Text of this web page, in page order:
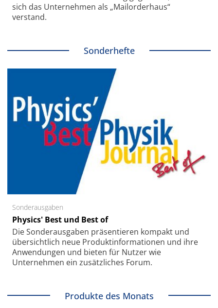
sich das Unternehmen als „Mailorderhaus“
verstand.
Sonderhefte
Sonderausgaben
Physics' Best und Best of
Die Sonder­ausgaben präsentieren kompakt und
übersichtlich neue Produkt­informationen und ihre
Anwendungen und bieten für Nutzer wie
Unternehmen ein zusätzliches Forum.
Produkte des Monats